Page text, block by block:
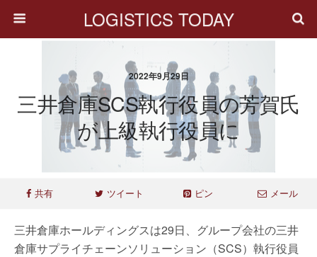
LOGISTICS TODAY
2022年9月29日
三井倉庫SCS執行役員の芳賀氏
が上級執行役員に
共有 ツイート ピン メール
三井倉庫ホールディングスは29日、グループ会社の三井
倉庫サプライチェーンソリューション（SCS）執行役員